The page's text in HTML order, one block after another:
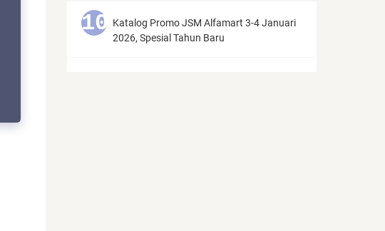
Katalog Promo JSM Alfamart 3-4 Januari
2026, Spesial Tahun Baru